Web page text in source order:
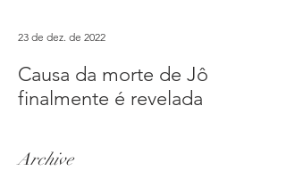
Causa da morte de Jô
finalmente é revelada
23 de dez. de 2022
Archive